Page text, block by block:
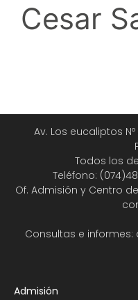
Cesar
Av. Los eucaliptos
Todos los
Teléfono:
Of. Admisión y Centro
Consultas e
Admisión